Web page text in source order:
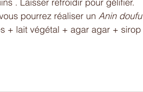
pourrez réaliser un Anin doufu
+ lait végétal + agar agar + sirop